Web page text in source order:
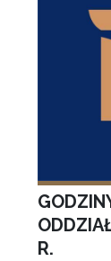
R.